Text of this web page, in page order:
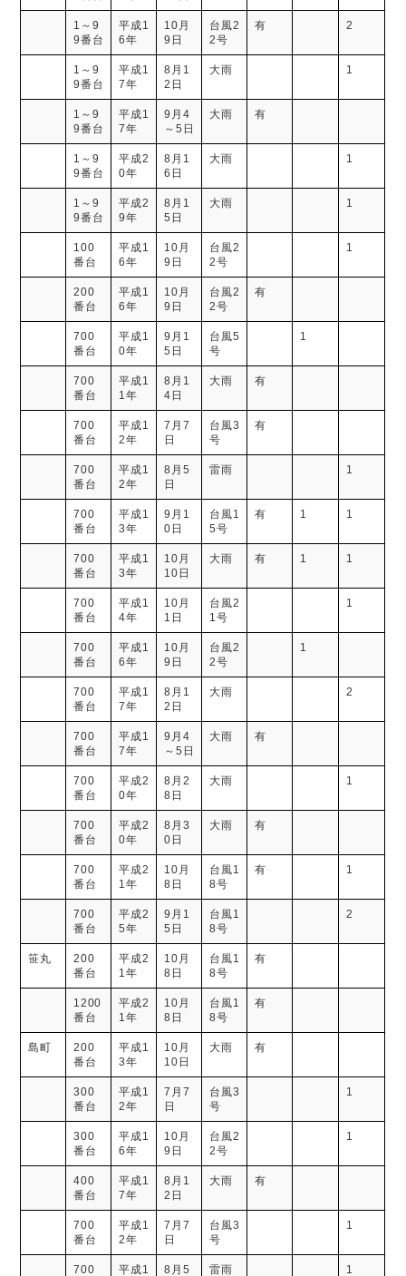
1～9
9番台
平成1
6年
10月
9日
台風2
2号
有 2
1～9
9番台
平成1
7年
8月1
2日
大雨 1
1～9
9番台
平成1
7年
9月4
～5日
大雨 有
1～9
9番台
平成2
0年
8月1
6日
大雨 1
1～9
9番台
平成2
9年
8月1
5日
大雨 1
100
番台
平成1
6年
10月
9日
台風2
2号
1
200
番台
平成1
6年
10月
9日
台風2
2号
有
700
番台
平成1
0年
9月1
5日
台風5
号
1
700
番台
平成1
1年
8月1
4日
大雨 有
700
番台
平成1
2年
7月7
日
台風3
号
有
700
番台
平成1
2年
8月5
日
雷雨 1
700
番台
平成1
3年
9月1
0日
台風1
5号
有 1 1
700
番台
平成1
3年
10月
10日
大雨 有 1 1
700
番台
平成1
4年
10月
1日
台風2
1号
1
700
番台
平成1
6年
10月
9日
台風2
2号
1
700
番台
平成1
7年
8月1
2日
大雨 2
700
番台
平成1
7年
9月4
～5日
大雨 有
700
番台
平成2
0年
8月2
8日
大雨 1
700
番台
平成2
0年
8月3
0日
大雨 有
700
番台
平成2
1年
10月
8日
台風1
8号
有 1
700
番台
平成2
5年
9月1
5日
台風1
8号
2
笹丸
200
番台
平成2
1年
10月
8日
台風1
8号
有
1200
番台
平成2
1年
10月
8日
台風1
8号
有
島町
200
番台
平成1
3年
10月
10日
大雨 有
300
番台
平成1
2年
7月7
日
台風3
号
1
300
番台
平成1
6年
10月
9日
台風2
2号
1
400
番台
平成1
7年
8月1
2日
大雨 有
700
番台
平成1
2年
7月7
日
台風3
号
1
700
平成1
8月5
雷雨 1